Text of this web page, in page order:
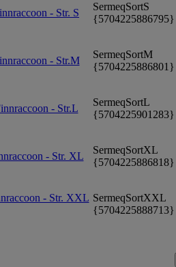
SermeqSortS
SermeqSortM
SermeqSortL
SermeqSortXL
SermeqSortXXL